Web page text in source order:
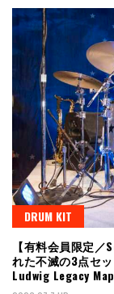
DRUM KIT
【有料会員限定
れた不滅の3点セ
Ludwig Legacy